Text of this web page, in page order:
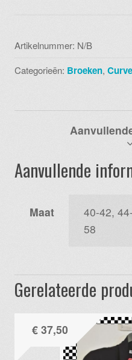
060
royal
blue
Artikelnummer: N/B
Categorieën: Broeken,
Aanvullende
Maat
40-42,
58
Gerelateerde
€37,50